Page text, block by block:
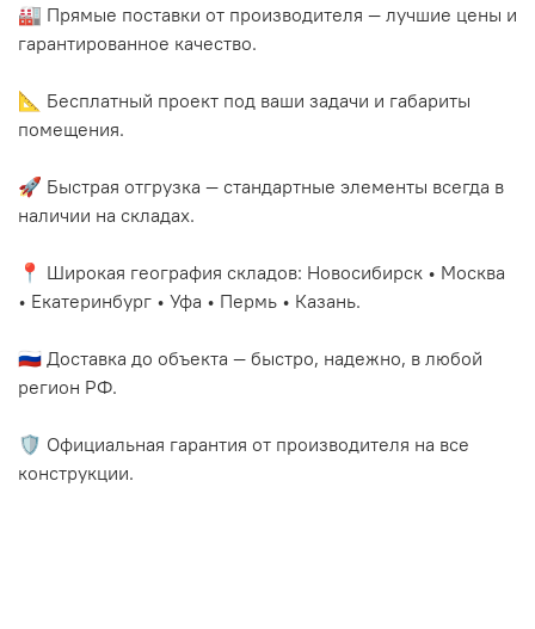
🏭 Прямые поставки от производителя — лучшие цены и
гарантированное качество.
📐 Бесплатный проект под ваши задачи и габариты
помещения.
🚀 Быстрая отгрузка — стандартные элементы всегда в
наличии на складах.
📍 Широкая география складов: Новосибирск • Москва
• Екатеринбург • Уфа • Пермь • Казань.
🇷🇺 Доставка до объекта — быстро, надежно, в любой
регион РФ.
🛡️ Официальная гарантия от производителя на все
конструкции.